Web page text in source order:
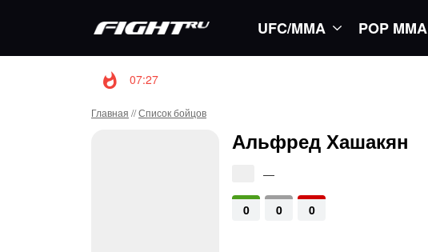
UFC/MMA POP MMA
07:27
Главная //Список бойцов
Альфред Хашакян
—
0 0 0